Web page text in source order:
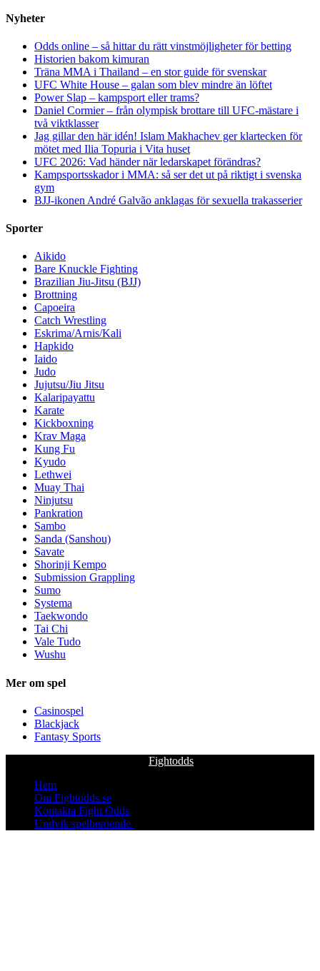
Nyheter
Odds online – så hittar du rätt vinstmöjligheter för betting
Historien bakom kimuran
Träna MMA i Thailand – en stor guide för svenskar
UFC White House – galan som blev mindre än löftet
Power Slap – kampsport eller trams?
Daniel Cormier – från olympisk brottare till UFC-mästare i
två viktklasser
Jag gillar den här idén! Islam Makhachev ger klartecken för
mötet med Ilia Topuria i Vita huset
UFC 2026: Vad händer när ledarskapet förändras?
Kampsportsskador i MMA: så ser det ut på riktigt i svenska
gym
BJJ-ikonen André Galvão anklagas för sexuella trakasserier
Sporter
Aikido
Bare Knuckle Fighting
Brazilian Jiu-Jitsu (BJJ)
Brottning
Capoeira
Catch Wrestling
Eskrima/Arnis/Kali
Hapkido
Iaido
Judo
Jujutsu/Jiu Jitsu
Kalaripayattu
Karate
Kickboxning
Krav Maga
Kung Fu
Kyudo
Lethwei
Muay Thai
Ninjutsu
Pankration
Sambo
Sanda (Sanshou)
Savate
Shorinji Kempo
Submission Grappling
Sumo
Systema
Taekwondo
Tai Chi
Vale Tudo
Wushu
Mer om spel
Casinospel
Blackjack
Fantasy Sports
Fightodds
Hem
Om Fightodds.se
Kontakta Fight Odds
Undvik spelberoende